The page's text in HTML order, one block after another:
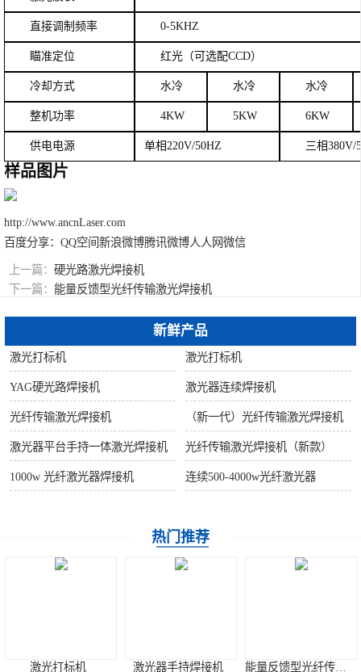
直接调制频率 0-5KHZ
瞄准定位 红光（可选配CCD）
冷却方式 水冷 水冷 水冷
整机功率 4KW 5KW 6KW
供电电源 单相220V/50HZ 三相380V/
样品图片
http://www.ancnLaser.com
百度分享： QQ空间新浪微博腾讯微博人人网微信
上一篇： 硬光路激光焊接机
下一篇： 能量反馈型光纤传输激光焊接机
新鲜产品
激光打标机 激光打标机
YAG硬光路焊接机 激光器连续焊接机
光纤传输激光焊接机 （新一代）光纤传输激光焊接机
激光器平台手持一体激光焊接机 光纤传输激光焊接机（新款）
1000w 光纤激光器焊接机 连续500-4000w光纤激光器
热门推荐
激光打标机 激光器手持焊接机